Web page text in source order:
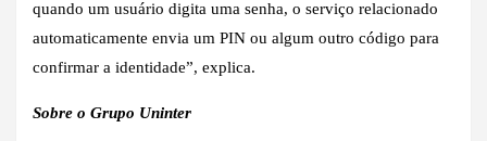
quando um usuário digita uma senha, o serviço relacionado
automaticamente envia um PIN ou algum outro código para
confirmar a identidade”, explica.
Sobre o Grupo Uninter